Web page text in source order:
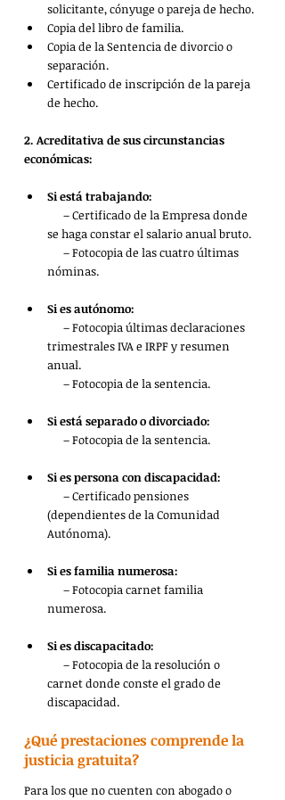
solicitante, cónyuge o pareja de hecho.
Copia del libro de familia.
Copia de la Sentencia de divorcio o
separación.
Certificado de inscripción de la pareja
de hecho.
2. Acreditativa de sus circunstancias
económicas:
Si está trabajando:
se haga constar el salario anual bruto.
nóminas.
Si es autónomo:
trimestrales IVA e IRPF y resumen
anual.
      – Fotocopia de la sentencia.
Si está separado o divorciado:
      – Fotocopia de la sentencia.
Si es persona con discapacidad:
(dependientes de la Comunidad
Autónoma).
Si es familia numerosa:
numerosa.
Si es discapacitado:
carnet donde conste el grado de
discapacidad.
¿Qué prestaciones comprende la
justicia gratuita?
Para los que no cuenten con abogado o